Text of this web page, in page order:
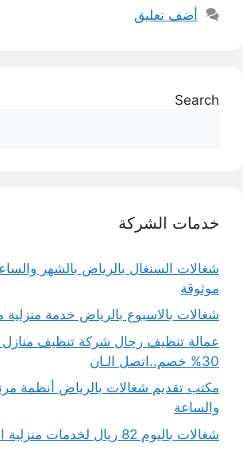
أضف تعليق
Search
خدمات الشركة
شغالات السنغال بالرياض بالشهر
موثوقة
شغالات بالاسبوع بالرياض خدمة منزلية مرنة 450
عمالة تنظيف رجال شركة تنظيف منازل
30% خصم..اتصل الـان
مكتب تقديم شغالات بالرياض أنظمة
والساعة
شغالات باليوم 82 ريال لخدمات منزلية احترافية